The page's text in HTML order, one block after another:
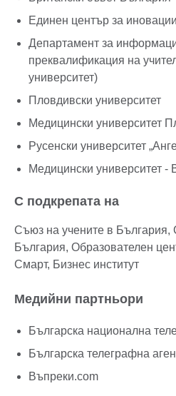
Единен център за
Департамент за
преквалификация на
университет)
Пловдивски университет
Медицински университет
Русенски университет
Медицински университет -
С подкрепата на
Съюз на учените в
България, Образователен
Смарт, Бизнес институт
Медийни партньори
Българска национална
Българска телеграфна
Въпреки.com